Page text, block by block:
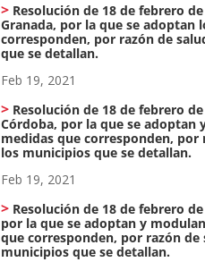
Resolución de 18 de febrero
Granada, por la que se adoptan
corresponden, por razón de
que se detallan.
Feb 19, 2021
Resolución de 18 de febrero
Córdoba, por la que se adoptan
medidas que corresponden, por
los municipios que se detallan.
Feb 19, 2021
Resolución de 18 de febrero
por la que se adoptan y
que corresponden, por razón de
municipios que se detallan.